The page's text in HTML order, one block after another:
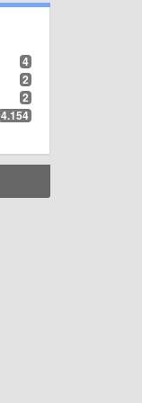
4
2
2
4.154